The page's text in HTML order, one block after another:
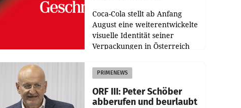
Coca-Cola stellt ab Anfang
August eine weiterentwickelte
visuelle Identität seiner
Verpackungen in Österreich
Redesigns stehen zentrale
Gestaltungselemente
PRIMENEWS
ORF III: Peter Schöber
abberufen und beurlaubt